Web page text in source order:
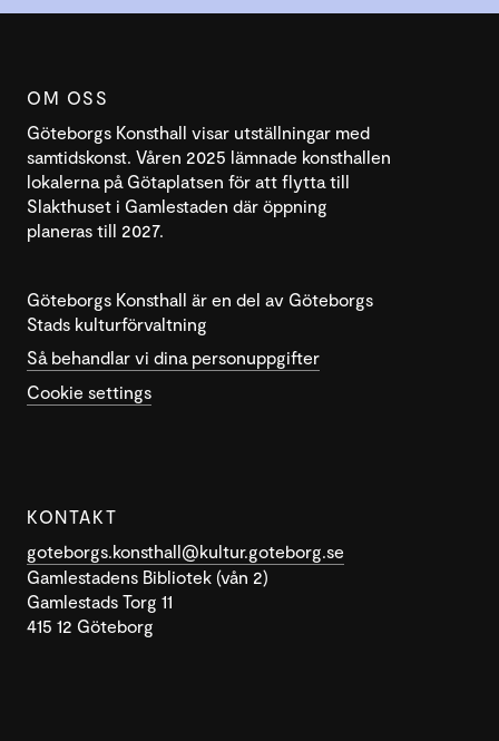
OM OSS
Göteborgs Konsthall visar utställningar med
samtidskonst. Våren 2025 lämnade konsthallen
lokalerna på Götaplatsen för att flytta till
Slakthuset i Gamlestaden där öppning
planeras till 2027.
Göteborgs Konsthall är en del av Göteborgs
Stads kulturförvaltning
Så behandlar vi dina personuppgifter
Cookie settings
KONTAKT
goteborgs.konsthall@kultur.goteborg.se
Gamlestadens Bibliotek (vån 2)
Gamlestads Torg 11
415 12 Göteborg